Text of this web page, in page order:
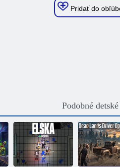
Pridať do
Podobné